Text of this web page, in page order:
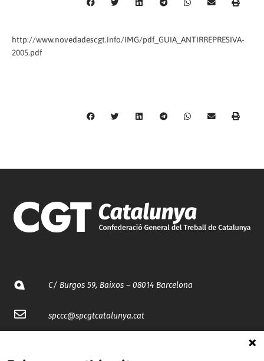
http://www.novedadescgt.info/IMG/pdf_GUIA_ANTIRREPRESIVA-
2005.pdf
C/ Burgos 59, Baixos – 08014 Barcelona
spccc@spcgtcatalunya.cat